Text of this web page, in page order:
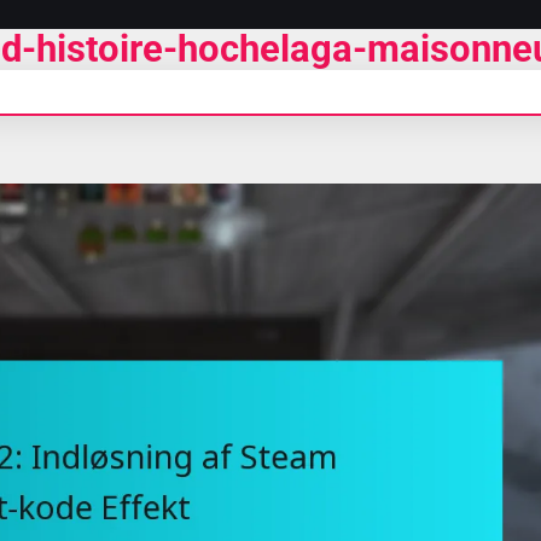
histoire-hochelaga-